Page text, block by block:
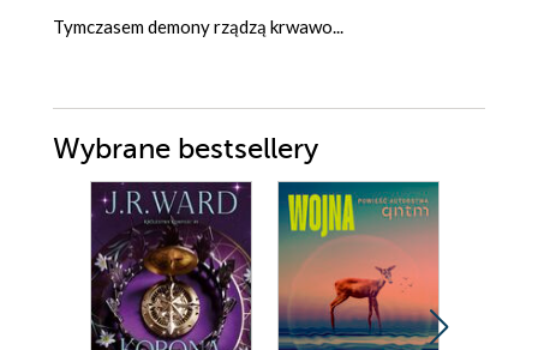
Tymczasem demony rządzą krwawo...
Wybrane bestsellery